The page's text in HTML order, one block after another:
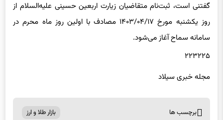
گفتنی است، ثبت‌نام متقاضیان زیارت اربعین حسینی علیه‌السلام از
روز یکشنبه مورخ ۱۴۰۳/۰۴/۱۷ مصادف با اولین روز ماه محرم در
سامانه سماح آغاز می‌شود.
۲۲۳۲۲۵
مجله خبری سیلاد
برچسب ها بازار طلا و ارز